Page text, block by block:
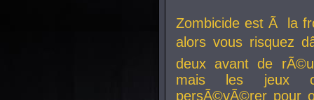
Zombicide est Ã la
alors vous risquez
deux avant de
mais les jeux
persÃ©vÃ©rer pour